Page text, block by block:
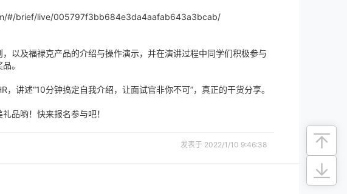
#/brief/live/005797f3bb684e3da4aafab643a3bcab/
以及福禄克产品的介绍与操作演示，并在演讲过程中同学们积极参与
。
讲述“10分钟搞定自我介绍，让面试官非你不可”，真正的干货分享。
品哟！快来报名参与吧！
发表于 2022/1/10 9:46:38